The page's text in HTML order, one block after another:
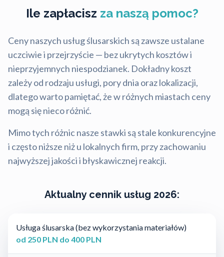
Ile zapłacisz za naszą pomoc?
Ceny naszych usług ślusarskich są zawsze ustalane
uczciwie i przejrzyście — bez ukrytych kosztów i
nieprzyjemnych niespodzianek. Dokładny koszt
zależy od rodzaju usługi, pory dnia oraz lokalizacji,
dlatego warto pamiętać, że w różnych miastach ceny
mogą się nieco różnić.
Mimo tych różnic nasze stawki są stale konkurencyjne
i często niższe niż u lokalnych firm, przy zachowaniu
najwyższej jakości i błyskawicznej reakcji.
Aktualny cennik usług 2026:
Usługa ślusarska (bez wykorzystania materiałów)
od 250 PLN do 400 PLN